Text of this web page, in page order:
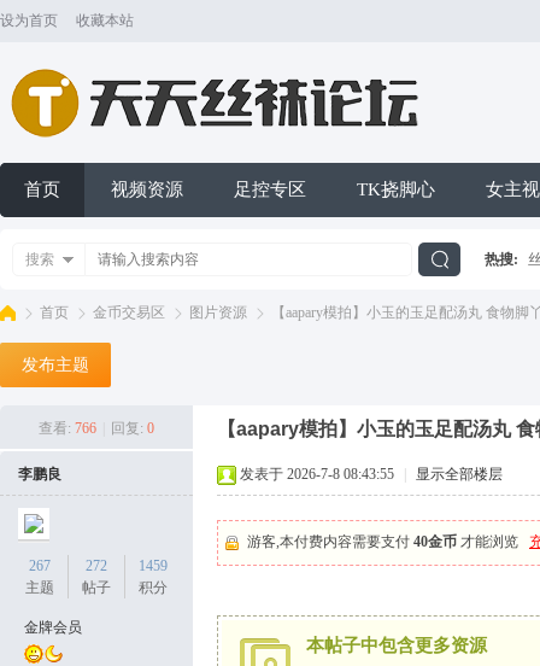
设为首页 收藏本站
首页 视频资源 足控专区 TK挠脚心 女主
搜索 热搜:
首页 金币交易区 图片资源 【aapary模拍】小玉的玉足配汤丸 食物脚
发布主题
查看: 766 回复: 0 【aapary模拍】小玉的玉足配汤丸
李鹏良
267
主题
272
帖子
1459
积分
金牌会员
发表于 2026-7-8 08:43:55 显示全部楼层
游客,本付费内容需要支付 40金币 才能浏览
本帖子中包含更多资源